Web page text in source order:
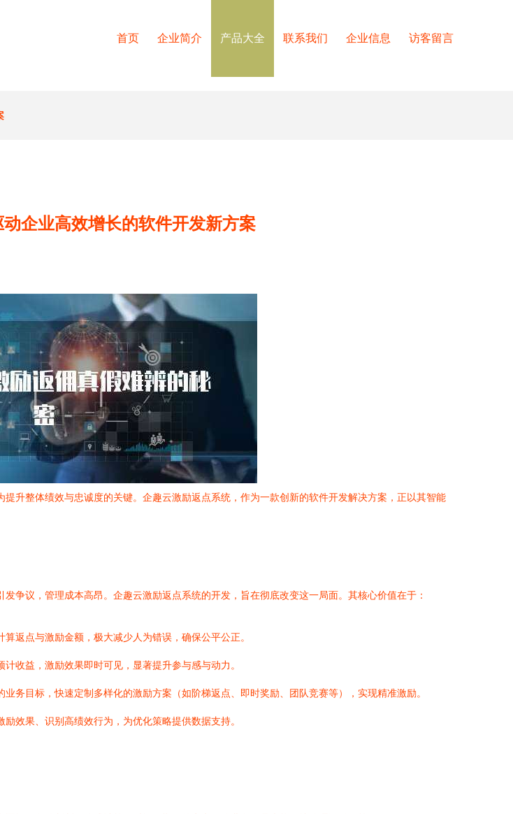
首页 企业简介 产品大全 联系我们 企业信息 访客留言
企业高效增长的软件开发新方案
升整体绩效与忠诚度的关键。企趣云激励返点系统，作为一款创新的软件开发解决方案，正以其智能
争议，管理成本高昂。企趣云激励返点系统的开发，旨在彻底改变这一局面。其核心价值在于：
返点与激励金额，极大减少人为错误，确保公平公正。
收益，激励效果即时可见，显著提升参与感与动力。
务目标，快速定制多样化的激励方案（如阶梯返点、即时奖励、团队竞赛等），实现精准激励。
效果、识别高绩效行为，为优化策略提供数据支持。